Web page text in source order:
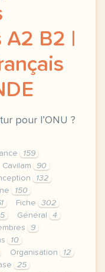
B2 |
pour l’ONU ?
159
Cavilam
90
132
150
Fiche
302
Général
4
9
10
Organisation
12
25